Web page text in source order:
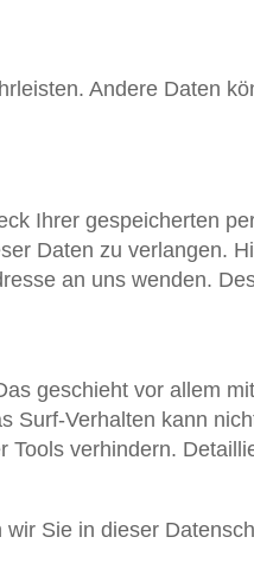
Andere Daten
Ihrer gespeicherten
Daten zu verlangen.
an uns wenden.
geschieht vor allem
Surf-Verhalten kann
verhindern.
Sie in dieser